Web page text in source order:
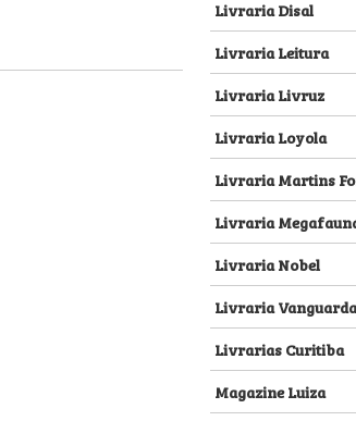
Livraria Disal
Livraria Leitura
Livraria Livruz
Livraria Loyola
Livraria Martins
Livraria
Livraria Nobel
Livraria Vanguarda
Livrarias Curitiba
Magazine Luiza